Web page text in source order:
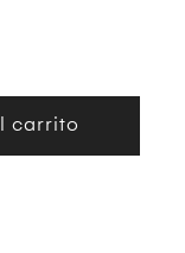
carrito